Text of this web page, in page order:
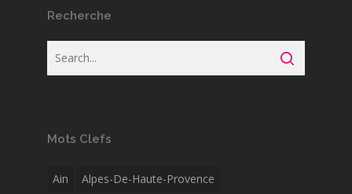
Recherche
Mots Clefs
Ain
Alpes-De-Haute-Provence